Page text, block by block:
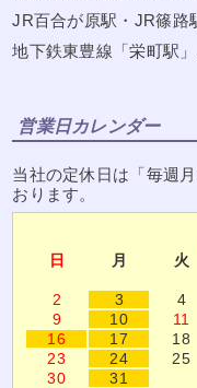
JR百合が原駅・JR篠路
地下鉄東豊線「栄町駅
営業日カレンダー
当社の定休日は「毎週
おります。
日
月 火
2
3 4
9
10 11
16
17 18
23
24 25
30
31